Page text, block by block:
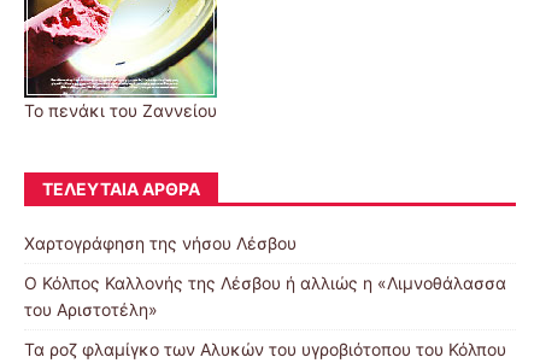
Το πενάκι του Ζαννείου
ΤΕΛΕΥΤΑΊΑ ΆΡΘΡΑ
Χαρτογράφηση της νήσου Λέσβου
Ο Κόλπος Καλλονής της Λέσβου ή αλλιώς η «Λιμνοθάλασσα
του Αριστοτέλη»
Τα ροζ φλαμίγκο των Αλυκών του υγροβιότοπου του Κόλπου